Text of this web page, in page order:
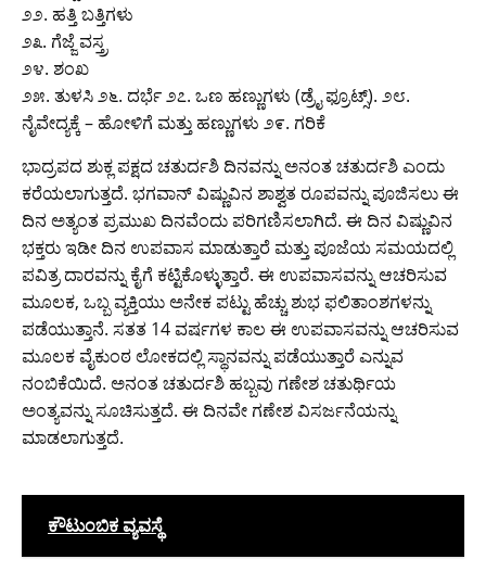
೨೨. ಹತ್ತಿ ಬತ್ತಿಗಳು
೨೩. ಗೆಜ್ಜೆ ವಸ್ತ್ರ
೨೪. ಶಂಖ
೨೫. ತುಳಸಿ ೨೬. ದರ್ಭೆ ೨೭. ಒಣ ಹಣ್ಣುಗಳು (ಡ್ರೈ ಫ್ರೂಟ್ಸ್). ೨೮.
ನೈವೇದ್ಯಕ್ಕೆ – ಹೋಳಿಗೆ ಮತ್ತು ಹಣ್ಣುಗಳು ೨೯. ಗರಿಕೆ
ಭಾದ್ರಪದ ಶುಕ್ಲ ಪಕ್ಷದ ಚತುರ್ದಶಿ ದಿನವನ್ನು ಅನಂತ ಚತುರ್ದಶಿ ಎಂದು
ಕರೆಯಲಾಗುತ್ತದೆ. ಭಗವಾನ್ ವಿಷ್ಣುವಿನ ಶಾಶ್ವತ ರೂಪವನ್ನು ಪೂಜಿಸಲು ಈ
ದಿನ ಅತ್ಯಂತ ಪ್ರಮುಖ ದಿನವೆಂದು ಪರಿಗಣಿಸಲಾಗಿದೆ. ಈ ದಿನ ವಿಷ್ಣುವಿನ
ಭಕ್ತರು ಇಡೀ ದಿನ ಉಪವಾಸ ಮಾಡುತ್ತಾರೆ ಮತ್ತು ಪೂಜೆಯ ಸಮಯದಲ್ಲಿ
ಪವಿತ್ರ ದಾರವನ್ನು ಕೈಗೆ ಕಟ್ಟಿಕೊಳ್ಳುತ್ತಾರೆ. ಈ ಉಪವಾಸವನ್ನು ಆಚರಿಸುವ
ಮೂಲಕ, ಒಬ್ಬ ವ್ಯಕ್ತಿಯು ಅನೇಕ ಪಟ್ಟು ಹೆಚ್ಚು ಶುಭ ಫಲಿತಾಂಶಗಳನ್ನು
ಪಡೆಯುತ್ತಾನೆ. ಸತತ 14 ವರ್ಷಗಳ ಕಾಲ ಈ ಉಪವಾಸವನ್ನು ಆಚರಿಸುವ
ಮೂಲಕ ವೈಕುಂಠ ಲೋಕದಲ್ಲಿ ಸ್ಥಾನವನ್ನು ಪಡೆಯುತ್ತಾರೆ ಎನ್ನುವ
ನಂಬಿಕೆಯಿದೆ. ಅನಂತ ಚತುರ್ದಶಿ ಹಬ್ಬವು ಗಣೇಶ ಚತುರ್ಥಿಯ
ಅಂತ್ಯವನ್ನು ಸೂಚಿಸುತ್ತದೆ. ಈ ದಿನವೇ ಗಣೇಶ ವಿಸರ್ಜನೆಯನ್ನು
ಮಾಡಲಾಗುತ್ತದೆ.
ಕೌಟುಂಬಿಕ ವ್ಯವಸ್ಥೆ